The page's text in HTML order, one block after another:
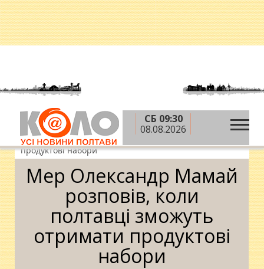
СБ 09:30
08.08.2026
Головна » Новини »
Мер Олександр Мамай
розповів, коли полтавці зможуть отримати
продуктові набори
Мер Олександр Мамай
розповів, коли
полтавці зможуть
отримати продуктові
набори